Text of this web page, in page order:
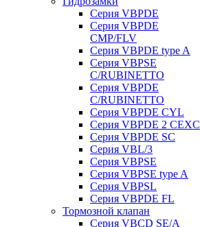
Серия VBPDE
Серия VBPDE
CMP/FLV
Серия VBPDE type A
Серия VBPSE
C/RUBINETTO
Серия VBPDE
C/RUBINETTO
Серия VBPDE CYL
Серия VBPDE 2 CEXC
Серия VBPDE SC
Серия VBL/3
Серия VBPSE
Серия VBPSE type A
Серия VBPSL
Серия VBPDE FL
Тормозной клапан
Серия VBCD SE/A